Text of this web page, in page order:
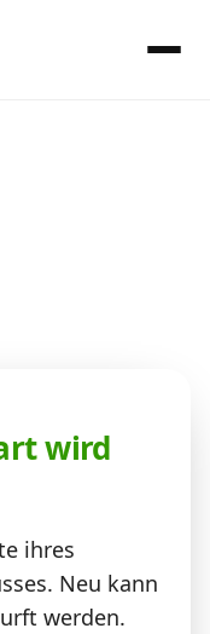
wird
ihres
Neu kann
werden.